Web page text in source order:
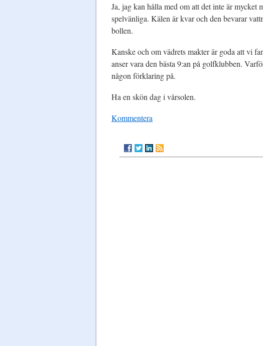
Ja, jag kan hålla med om att det inte är mycket
spelvänliga. Kälen är kvar och den bevarar
bollen.
Kanske och om vädrets makter är goda att vi
anser vara den bästa 9:an på golfklubben.
någon förklaring på.
Ha en skön dag i vårsolen.
Kommentera